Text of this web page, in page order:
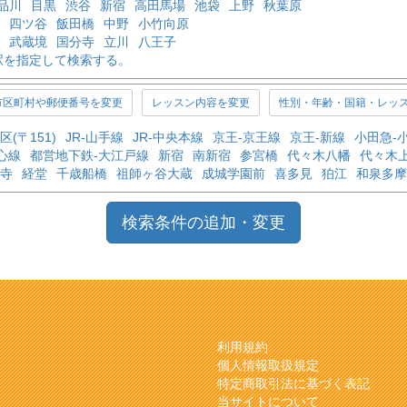
川 目黒 渋谷 新宿 高田馬場 池袋 上野
秋葉原
四ツ谷
飯田橋 中野
小竹向原
武蔵境
国分寺 立川
八王子
指定して検索する。
町村や郵便番号を変更 レッスン内容を変更 性別・年齢・国籍・レッ
(〒151) JR-山手線 JR-中央本線 京王-京王線 京王-新線
小田急-
線
都営地下鉄-大江戸線 新宿 南新宿 参宮橋 代々木八幡
代々木
経堂 千歳船橋 祖師ヶ谷大蔵 成城学園前 喜多見 狛江 和泉多
検索条件の追加・変更
利用規約
個人情報取扱規定
特定商取引法に基づく表記
当サイトについて